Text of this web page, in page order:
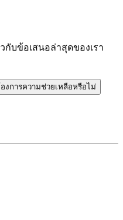
กับข้อเสนอล่าสุดของเรา
งการความช่วยเหลือหรือไม่